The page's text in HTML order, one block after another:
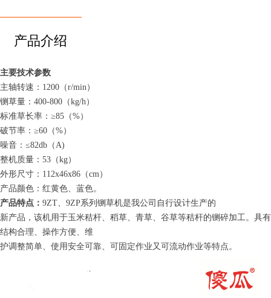
主要技术参数
主轴转速：1200（r/min）
铡草量：400-800（kg/h）
标准草长率：≥85（%）
破节率：≥60（%）
噪音：≤82db（A)
整机质量：53（kg）
外形尺寸：112x46x86（cm）
产品颜色：红黄色、蓝色。
产品特点 ： 9ZT、9ZP系列铡草机是我公司自行设计生产的
新产品，该机用于玉米秸杆、稻草、青草、谷草等秸杆的铡碎加工。具有
结构合理、操作方便、维
护调整简单、使用安全可靠、可固定作业又可流动作业等特点。
产品介绍